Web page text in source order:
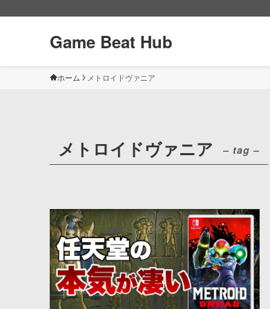
Game Beat Hub
ホーム メトロイドヴァニア
メトロイドヴァニア – tag –